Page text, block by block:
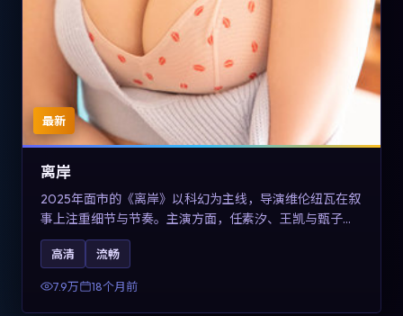
最新
离岸
2025年面市的《离岸》以科幻为主线，导演维伦纽瓦在叙
事上注重细节与节奏。主演方面，任素汐、王凯与甄子丹
的表演为角色增添层次。故事把东方美学与类型节奏做本
土化融合，可作为德国影视爱好者的高清观影选择。
高清 流畅
7.9万 18个月前